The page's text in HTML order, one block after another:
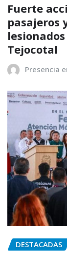
Fuerte
pasajeros
Tejocotal
Presencia
DESTACADAS